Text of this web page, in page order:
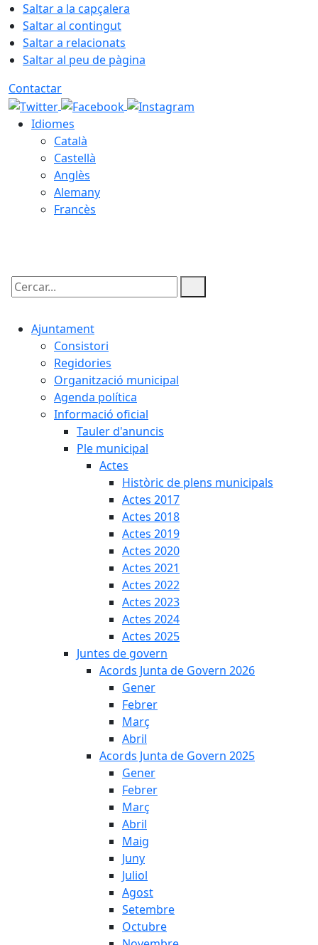
Saltar a la capçalera
Saltar al contingut
Saltar a relacionats
Saltar al peu de pàgina
Contactar
Idiomes
Català
Castellà
Anglès
Alemany
Francès
Cercar:
Ajuntament
Consistori
Regidories
Organització municipal
Agenda política
Informació oficial
Tauler d'anuncis
Ple municipal
Actes
Històric de plens municipals
Actes 2017
Actes 2018
Actes 2019
Actes 2020
Actes 2021
Actes 2022
Actes 2023
Actes 2024
Actes 2025
Juntes de govern
Acords Junta de Govern 2026
Gener
Febrer
Març
Abril
Acords Junta de Govern 2025
Gener
Febrer
Març
Abril
Maig
Juny
Juliol
Agost
Setembre
Octubre